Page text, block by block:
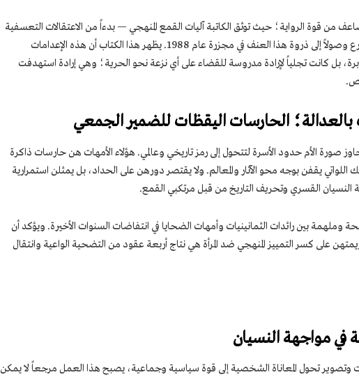
من قوة الرواية؛ حيث توثق الكاتبة آليات القمع المنهجي — بدءاً من الاعتقالات التعسفية
والمطاردات القاتلة في الشوارع وصولاً إلى ذروة هذا العنف في مجزرة عام 1988. يظهر هذا الكتاب أن هذه الإعدامات
بل كانت تجلياً لإرادة مدروسة للقضاء على أي نزعة نحو الحرية؛ وهي إرادة استهدفت
بالعدالة؛ الحارسات اليقظات للضمير الجمعي
صورة الأم حدود الأسرة لتتحول إلى رمز تاريخي وعالمي. هؤلاء الأمهات هن حارسات ذاكرة
اللواتي يقفن بوجه محو الآثار والمعالم. ولا يقتصر دورهن على الحداد، بل يمثلن استمرارية
القسري وتحريف التاريخ من قبل مرتكبي القمع.
وملهمة بين رائدات الثمانينيات وأمهات الضحايا في انتفاضات السنوات الأخيرة. ويؤكد أن
على كسر التمييز المنهجي ضد المرأة هي نتاج أربعة عقود من التضحية الواعية وانتقال
في مواجهة النسيان
تحول المعاناة الشخصية إلى قوة سياسية وجماعية، يصبح هذا العمل مرجعاً لا يمكن